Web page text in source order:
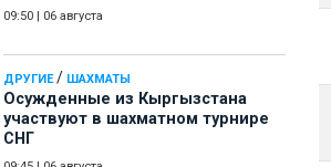
09:50 06 августа
ДРУГИЕ/ ШАХМАТЫ
Осужденные из Кыргызстана
участвуют в шахматном турнире
СНГ